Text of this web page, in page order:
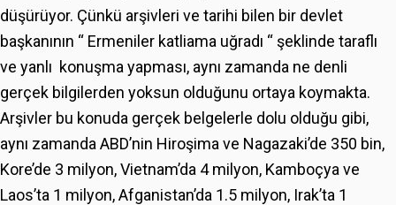
düşürüyor. Çünkü arşivleri ve tarihi bilen bir devlet
başkanının “ Ermeniler katliama uğradı “ şeklinde taraflı
ve yanlı konuşma yapması, aynı zamanda ne denli
gerçek bilgilerden yoksun olduğunu ortaya koymakta.
Arşivler bu konuda gerçek belgelerle dolu olduğu gibi,
aynı zamanda ABD’nin Hiroşima ve Nagazaki’de 350 bin,
Kore’de 3 milyon, Vietnam’da 4 milyon, Kamboçya ve
Laos’ta 1 milyon, Afganistan’da 1.5 milyon, Irak’ta 1